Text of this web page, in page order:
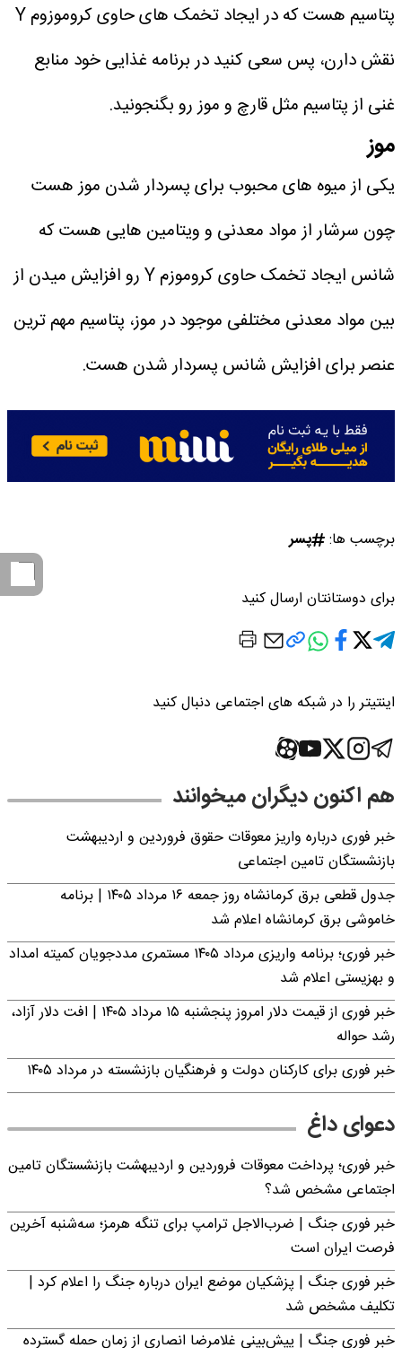
پتاسیم هست که در ایجاد تخمک‌ های حاوی کروموزوم Y
نقش دارن، پس سعی کنید در برنامه غذایی خود منابع
غنی از پتاسیم مثل قارچ و موز رو بگنجونید.
موز
یکی از میوه‌ های محبوب برای پسردار شدن موز هست
چون سرشار از مواد معدنی و ویتامین‌ هایی هست که
شانس ایجاد تخمک حاوی کروموزم Y رو افزایش میدن از
بین مواد معدنی مختلفی موجود در موز، پتاسیم مهم‌ ترین
عنصر برای افزایش شانس پسردار شدن هست.
برچسب ها: پسر
برای دوستانتان ارسال کنید
اینتیتر را در شبکه های اجتماعی دنبال کنید
هم اکنون دیگران میخوانند
خبر فوری درباره واریز معوقات حقوق فروردین و اردیبهشت
بازنشستگان تامین اجتماعی
جدول قطعی برق کرمانشاه روز جمعه ۱۶ مرداد ۱۴۰۵ | برنامه
خاموشی برق کرمانشاه اعلام شد
خبر فوری؛ برنامه واریزی مرداد ۱۴۰۵ مستمری مددجویان کمیته امداد
و بهزیستی اعلام شد
خبر فوری از قیمت دلار امروز پنجشنبه ۱۵ مرداد ۱۴۰۵ | افت دلار آزاد،
رشد حواله
خبر فوری برای کارکنان دولت و فرهنگیان بازنشسته در مرداد ۱۴۰۵
دعوای داغ
خبر فوری؛ پرداخت معوقات فروردین و اردیبهشت بازنشستگان تامین
اجتماعی مشخص شد؟
خبر فوری جنگ | ضرب‌الاجل ترامپ برای تنگه هرمز؛ سه‌شنبه آخرین
فرصت ایران است
خبر فوری جنگ | پزشکیان موضع ایران درباره جنگ را اعلام کرد |
تکلیف مشخص شد
خبر فوری جنگ | پیش‌بینی غلامرضا انصاری از زمان حمله گسترده